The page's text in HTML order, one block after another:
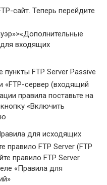
сайт. Теперь перейдите
входящих
пункты FTP Server Passive
«FTP-сервер (входящий
правила поставьте на
«Включить
для исходящих
правило FTP Server (FTP
правило FTP Server
«Правила для